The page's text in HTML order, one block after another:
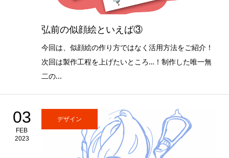
弘前の似顔絵といえば③
今回は、似顔絵の作り方ではなく活用方法をご紹介！
次回は製作工程を上げたいところ…！制作した唯一無
二の...
03
FEB
2023
デザイン